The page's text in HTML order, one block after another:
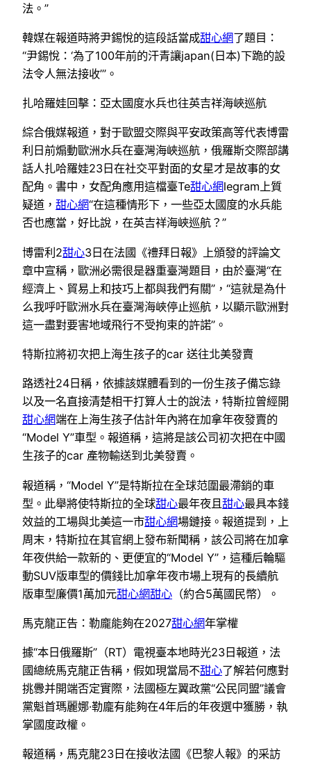
法。”
韓媒在報道時將尹錫悅的這段話當成甜心網了題目：
“尹錫悅：‘為了100年前的汗青讓japan(日本)下跪的設
法令人無法接收’”。
扎哈羅娃回擊：亞太國度水兵也往英吉祥海峽巡航
綜合俄媒報道，對于歐盟交際與平安政策高等代表博雷
利日前煽動歐洲水兵在臺灣海峽巡航，俄羅斯交際部講
話人扎哈羅娃23日在社交平對面的女星才是故事的女
配角。書中，女配角應用這檔臺Te甜心網legram上質
疑道， 甜心網“在這種情形下，一些亞太國度的水兵能
否也應當，好比說，在英吉祥海峽巡航？”
博雷利2甜心3日在法國《禮拜日報》上頒發的評論文
章中宣稱，歐洲必需很是器重臺灣題目，由於臺灣“在
經濟上、貿易上和技巧上都與我們有關”，“這就是為什
么我呼吁歐洲水兵在臺灣海峽停止巡航，以顯示歐洲對
這一盡對要害地域飛行不受拘束的許諾”。
特斯拉將初次把上海生孩子的car 送往北美發賣
路透社24日稱，依據該媒體看到的一份生孩子備忘錄
以及一名直接清楚相干打算人士的說法，特斯拉曾經開
甜心網端在上海生孩子估計年內將在加拿年夜發賣的
“Model Y”車型。報道稱，這將是該公司初次把在中國
生孩子的car 產物輸送到北美發賣。
報道稱，“Model Y”是特斯拉在全球范圍最滯銷的車
型。此舉將使特斯拉的全球甜心最年夜且甜心最具本錢
效益的工場與北美這一市甜心網場鏈接。報道提到，上
周末，特斯拉在其官網上發布新聞稱，該公司將在加拿
年夜供給一款新的、更便宜的“Model Y”，這種后輪驅
動SUV版車型的價錢比加拿年夜市場上現有的長續航
版車型廉價1萬加元甜心網甜心 （約合5萬國民幣）。
馬克龍正告：勒龐能夠在2027甜心網年掌權
據“本日俄羅斯”（RT）電視臺本地時光23日報道，法
國總統馬克龍正告稱，假如現當局不甜心了解若何應對
挑釁并開端否定實際，法國極左翼政黨“公民同盟”議會
黨魁首瑪麗娜·勒龐有能夠在4年后的年夜選中獲勝，執
掌國度政權。
報道稱，馬克龍23日在接收法國《巴黎人報》的采訪